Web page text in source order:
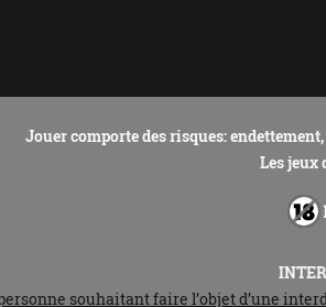
Jouer comporte des risques:
Les
souhaitant faire l’objet d’une